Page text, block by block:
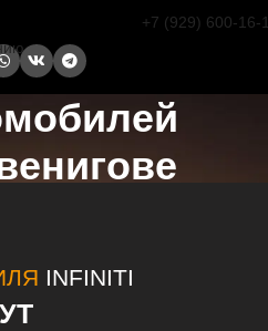
+7 (929) 600-16-
INFINITI